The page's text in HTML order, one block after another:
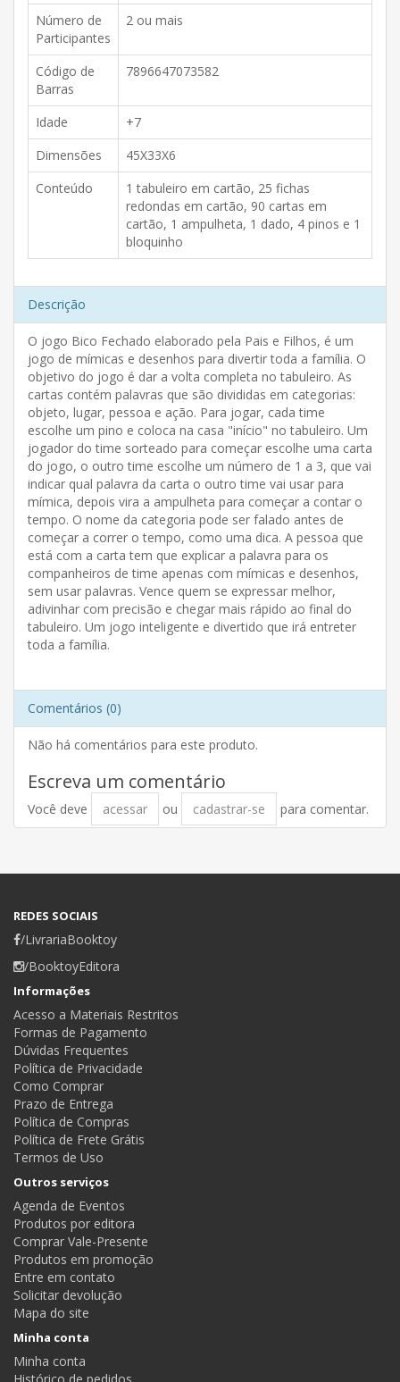
Número de
Participantes
2 ou mais
Código de
Barras
7896647073582
Idade
+7
Dimensões
45X33X6
Conteúdo
1 tabuleiro em cartão, 25 fichas
redondas em cartão, 90 cartas em
cartão, 1 ampulheta, 1 dado, 4 pinos e 1
bloquinho
Descrição
O jogo Bico Fechado elaborado pela Pais e Filhos, é um
jogo de mímicas e desenhos para divertir toda a família. O
objetivo do jogo é dar a volta completa no tabuleiro. As
cartas contém palavras que são divididas em categorias:
objeto, lugar, pessoa e ação. Para jogar, cada time
escolhe um pino e coloca na casa "início" no tabuleiro. Um
jogador do time sorteado para começar escolhe uma carta
do jogo, o outro time escolhe um número de 1 a 3, que vai
indicar qual palavra da carta o outro time vai usar para
mímica, depois vira a ampulheta para começar a contar o
tempo. O nome da categoria pode ser falado antes de
começar a correr o tempo, como uma dica. A pessoa que
está com a carta tem que explicar a palavra para os
companheiros de time apenas com mímicas e desenhos,
sem usar palavras. Vence quem se expressar melhor,
adivinhar com precisão e chegar mais rápido ao final do
tabuleiro. Um jogo inteligente e divertido que irá entreter
toda a família.
Comentários (0)
Não há comentários para este produto.
Escreva um comentário
Você deve acessar ou cadastrar-se para comentar.
REDES SOCIAIS
/LivrariaBooktoy
/BooktoyEditora
Informações
Acesso a Materiais Restritos
Formas de Pagamento
Dúvidas Frequentes
Política de Privacidade
Como Comprar
Prazo de Entrega
Política de Compras
Política de Frete Grátis
Termos de Uso
Outros serviços
Agenda de Eventos
Produtos por editora
Comprar Vale-Presente
Produtos em promoção
Entre em contato
Solicitar devolução
Mapa do site
Minha conta
Minha conta